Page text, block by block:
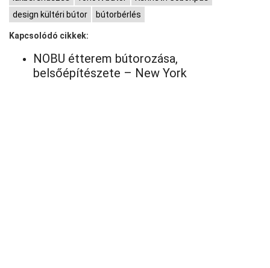
design kültéri bútor
bútorbérlés
Kapcsolódó cikkek:
NOBU étterem bútorozása,
belsőépítészete – New York